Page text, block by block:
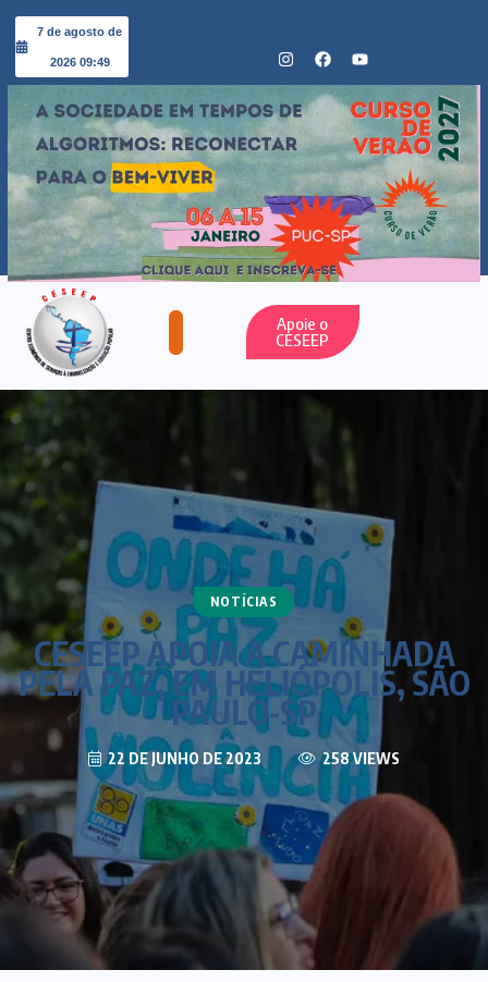
7 de agosto de
2026 09:49
Apoie o
CESEEP
NOTÍCIAS
CESEEP APOIA A CAMINHADA
PELA PAZ, EM HELIÓPOLIS, SÃO
PAULO-SP
22 DE JUNHO DE 2023 258 VIEWS